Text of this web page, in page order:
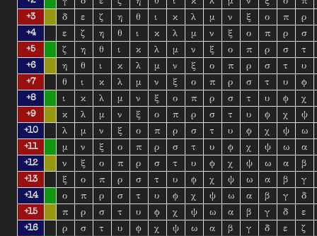
+3 δ ε ζ η θ ι κ λ μ ν ξ ο π ρ
+4 ε ζ η θ ι κ λ μ ν ξ ο π ρ σ
+5 ζ η θ ι κ λ μ ν ξ ο π ρ σ τ
+6 η θ ι κ λ μ ν ξ ο π ρ σ τ υ
+7 θ ι κ λ μ ν ξ ο π ρ σ τ υ ϕ
+8 ι κ λ μ ν ξ ο π ρ σ τ υ ϕ χ
+9 κ λ μ ν ξ ο π ρ σ τ υ ϕ χ ψ
+10 λ μ ν ξ ο π ρ σ τ υ ϕ χ ψ ω
+11 μ ν ξ ο π ρ σ τ υ ϕ χ ψ ω α
+12 ν ξ ο π ρ σ τ υ ϕ χ ψ ω α β
+13 ξ ο π ρ σ τ υ ϕ χ ψ ω α β γ
+14 ο π ρ σ τ υ ϕ χ ψ ω α β γ δ
+15 π ρ σ τ υ ϕ χ ψ ω α β γ δ ε
+16 ρ σ τ υ ϕ χ ψ ω α β γ δ ε ζ